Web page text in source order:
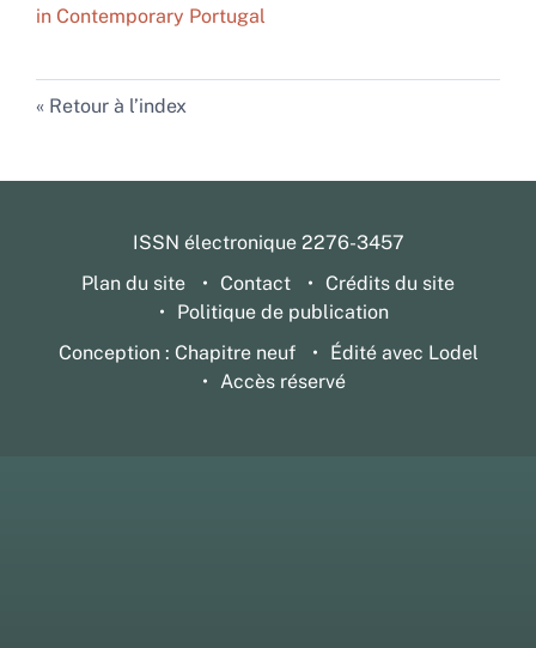
in Contemporary Portugal
Retour à l’index
ISSN électronique 2276-3457
Plan du site
Contact
Crédits du site
Politique de publication
Conception : Chapitre neuf
Édité avec Lodel
Accès réservé